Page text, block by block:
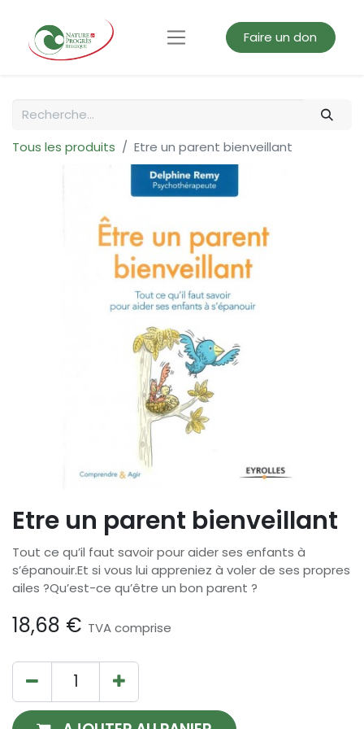
Faire un don
Tous les produits Etre un parent bienveillant
Etre un parent bienveillant
Tout ce qu’il faut savoir pour aider ses enfants à
s’épanouir.Et si vous lui appreniez à voler de ses propres
ailes ?Qu’est-ce qu’être un bon parent ?
18,68 € TVA comprise